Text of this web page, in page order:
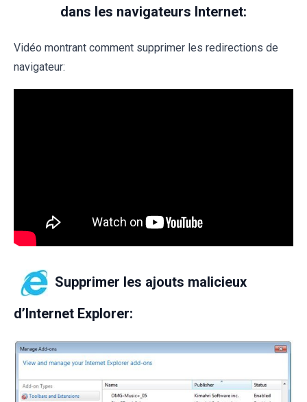
dans les navigateurs Internet:
Vidéo montrant comment supprimer les redirections de
navigateur:
Supprimer les ajouts malicieux
d’Internet Explorer: